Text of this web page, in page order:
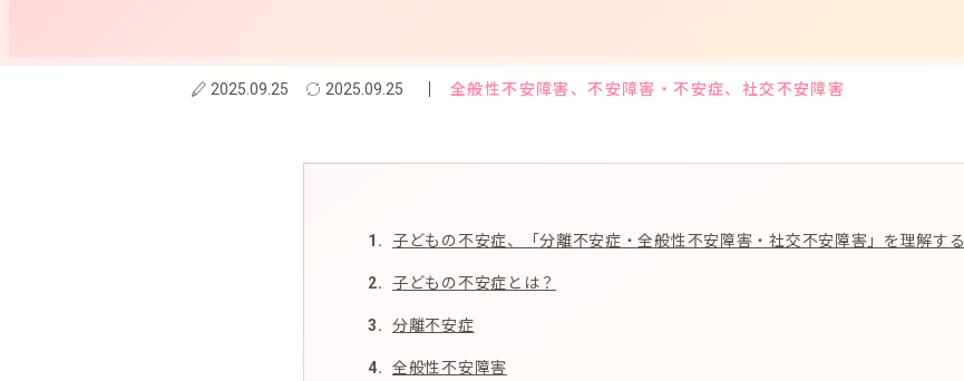
2025.09.25 2025.09.25 全般性不安障害 、不安障害・不安症、社交不安障害
子どもの不安症、「分離不安症・全般性不安障害・社交不安障害」を理解する
子どもの不安症とは？
分離不安症
全般性不安障害